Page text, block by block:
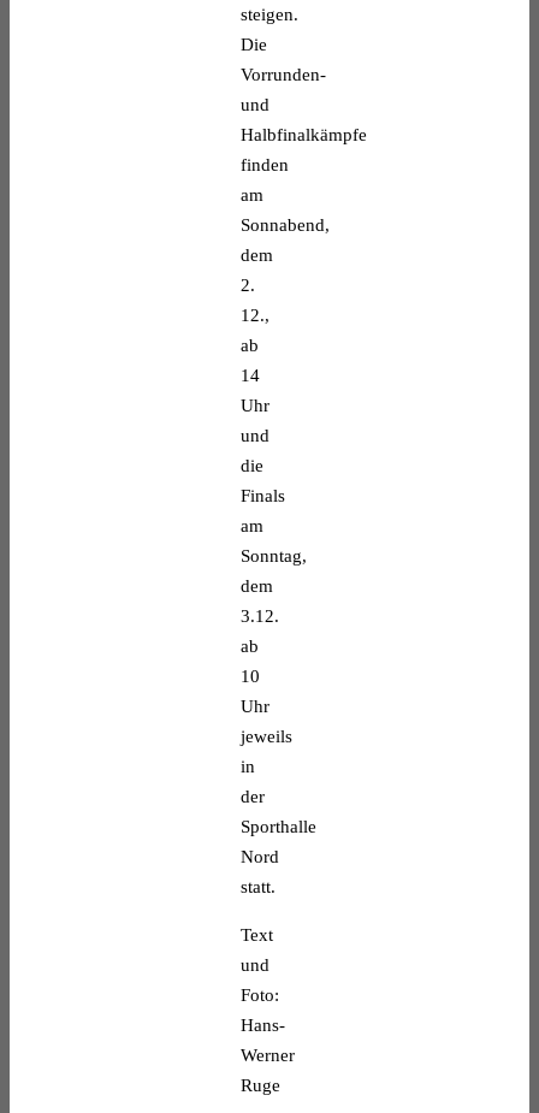
steigen.
Die
Vorrunden-
und
Halbfinalkämpfe
finden
am
Sonnabend,
dem
2.
12.,
ab
14
Uhr
und
die
Finals
am
Sonntag,
dem
3.12.
ab
10
Uhr
jeweils
in
der
Sporthalle
Nord
statt.
Text
und
Foto:
Hans-
Werner
Ruge